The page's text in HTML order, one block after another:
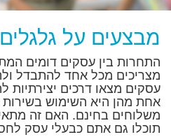
מבצעים על גלגלים
התחרות בין עסקים דומים
מצריכים מכל אחד להתבדל
עסקים מצאו דרכים יצירתיות
אחת מהן היא השימוש בשירות
משלוחים בחינם. האם זה
תוכלו גם אתם כבעלי עסק